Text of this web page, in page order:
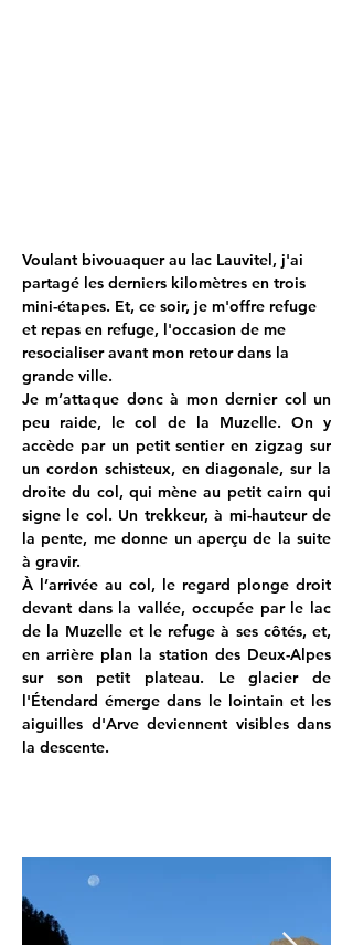
Voulant bivouaquer au lac Lauvitel, j'ai
partagé les derniers kilomètres en trois
mini-étapes. Et, ce soir, je m'offre refuge
et repas en refuge, l'occasion de me
resocialiser avant mon retour dans la
grande ville.
Je m’attaque donc à mon dernier col un
peu raide, le col de la Muzelle. On y
accède par un petit sentier en zigzag sur
un cordon schisteux, en diagonale, sur la
droite du col, qui mène au petit cairn qui
signe le col. Un trekkeur, à mi-hauteur de
la pente, me donne un aperçu de la suite
à gravir.
À l’arrivée au col, le regard plonge droit
devant dans la vallée, occupée par le lac
de la Muzelle et le refuge à ses côtés, et,
en arrière plan la station des Deux-Alpes
sur son petit plateau. Le glacier de
l'Étendard émerge dans le lointain et les
aiguilles d'Arve deviennent visibles dans
la descente.